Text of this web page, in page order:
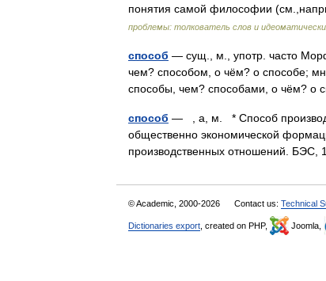
понятия самой философии
проблемы: толкователь слов и
способ — сущ., м., употр. часто
чем? способом, о чём? о способе;
способы, чем? способами, о чём? о
способ — , а, м. * Способ
общественно экономической
производственных отношений.
© Academic, 2000-2026 Contact us: Technical
Dictionaries export , created on PHP, Joomla,